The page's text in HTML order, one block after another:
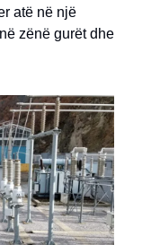
atë në një
zënë gurët dhe